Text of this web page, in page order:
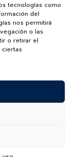
tecnologías como
del
nos permitirá
o las
o retirar el
ciertas
ECUADOR